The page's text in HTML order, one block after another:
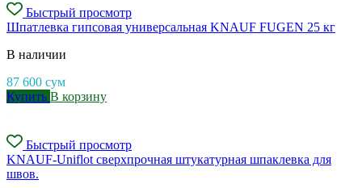
Быстрый просмотр
Шпатлевка гипсовая универсальная KNAUF FUGEN 25 кг
В наличии
87 600 сум
Купить В корзину
Быстрый просмотр
KNAUF-Uniflot сверхпрочная штукатурная шпаклевка для
швов.